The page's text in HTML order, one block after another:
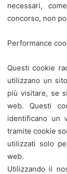
necessari,
concorso, non
Performance
Questi cookie
utilizzano un
più visitare, se
web. Questi
identificano un
tramite cookie
utilizzati solo
web.
Utilizzando il